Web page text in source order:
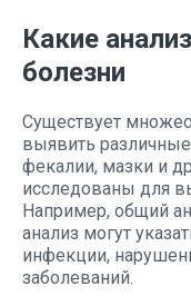
Какие
болезни
Существует
выявить
фекалии, мазки и
исследованы для
Например, общий
анализ могут
инфекции,
заболеваний.